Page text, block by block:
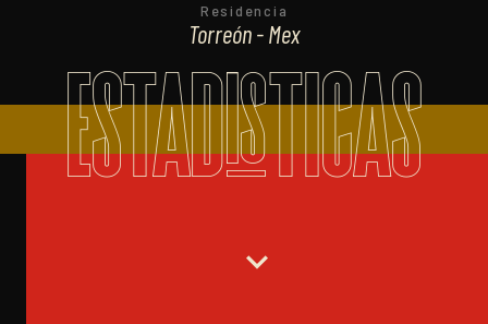
Residencia
Torreón - Mex
ESTADISTICAS
expand_more